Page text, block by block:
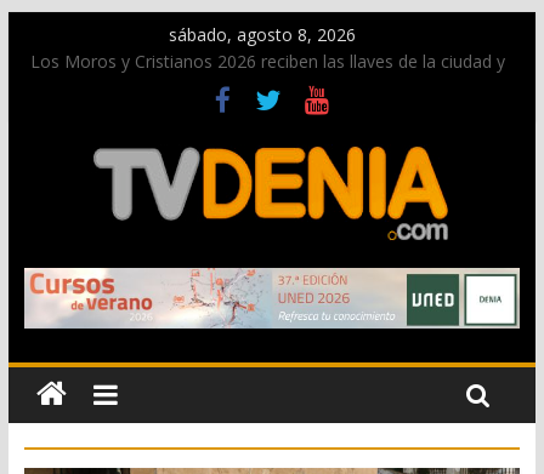
sábado, agosto 8, 2026
Los Moros y Cristianos 2026 reciben las llaves de la ciudad y
dan inicio a las fiestas en Dénia
El bando moro protagonista en la Segunda Entraeta Festera
Paco Adsuar dona al Arxiu de Dénia más de 50.000 imágenes
de la memoria visual de la ciudad
La Entraeta Festera llena de ambiente la calle Marqués de
Campo con la recepción a la Capitanía Cristiana
El XII Festival de Jazz de Dénia reunirá durante agosto a
figuras nacionales e internacionales en los Jardins de
Torrecremada